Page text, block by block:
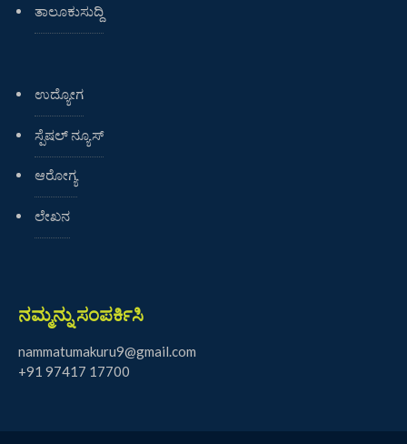
ತಾಲೂಕುಸುದ್ದಿ
ಉದ್ಯೋಗ
ಸ್ಪೆಷಲ್ ನ್ಯೂಸ್
ಆರೋಗ್ಯ
ಲೇಖನ
ನಮ್ಮನ್ನು ಸಂಪರ್ಕಿಸಿ
nammatumakuru9@gmail.com
+91 97417 17700